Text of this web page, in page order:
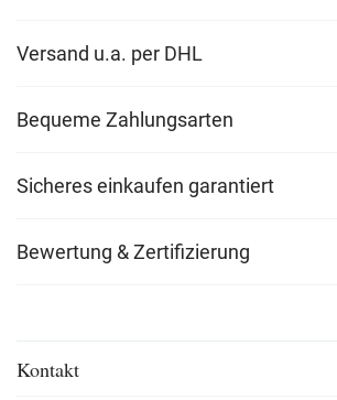
Versand u.a. per DHL
Bequeme Zahlungsarten
Sicheres einkaufen garantiert
Bewertung & Zertifizierung
Kontakt